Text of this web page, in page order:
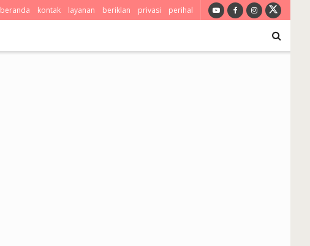
beranda kontak layanan beriklan privasi perihal